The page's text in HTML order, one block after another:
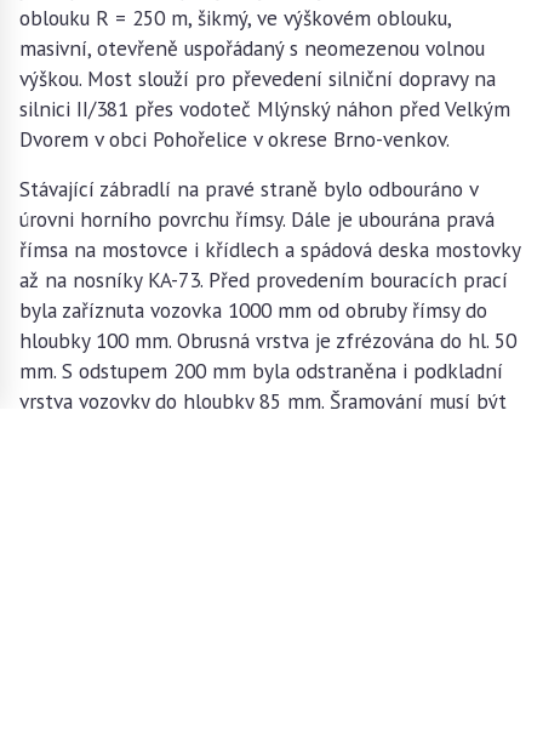
oblouku R = 250 m, šikmý, ve výškovém oblouku,
masivní, otevřeně uspořádaný s neomezenou volnou
výškou. Most slouží pro převedení silniční dopravy na
silnici II/381 přes vodoteč Mlýnský náhon před Velkým
Dvorem v obci Pohořelice v okrese Brno-venkov.
Stávající zábradlí na pravé straně bylo odbouráno v
úrovni horního povrchu římsy. Dále je ubourána pravá
římsa na mostovce i křídlech a spádová deska mostovky
až na nosníky KA-73. Před provedením bouracích prací
byla zaříznuta vozovka 1000 mm od obruby římsy do
hloubky 100 mm. Obrusná vrstva je zfrézována do hl. 50
mm. S odstupem 200 mm byla odstraněna i podkladní
vrstva vozovky do hloubky 85 mm. Šramování musí být